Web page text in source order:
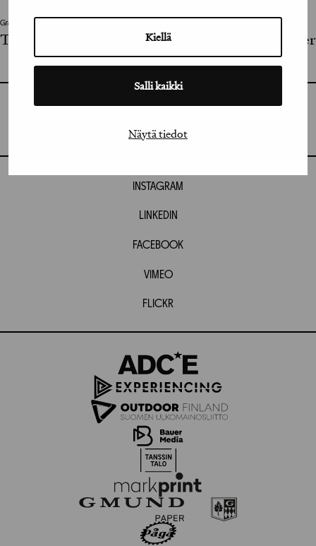
Kiellä
Salli kaikki
Näytä tiedot
Graafinen suunnittelija / Graphic Designer
Tuukka Koivisto, James Zambra, Andreas Ebneter
GRAFIA RY
INSTAGRAM
LINKEDIN
FACEBOOK
VIMEO
FLICKR